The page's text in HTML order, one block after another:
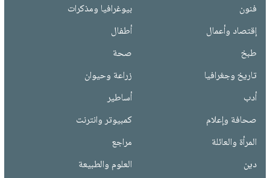
فنون
بيوغرافيا ومذكرات
إقتصاد وأعمال
أطفال
طبخ
صحة
تاريخ وجغرافيا
زراعة وحيوان
أدب
أساطير
صحافة وإعلام
كمبيوتر وانترنت
المرأة والعائلة
مراجع
دين
العلوم والطبيعة